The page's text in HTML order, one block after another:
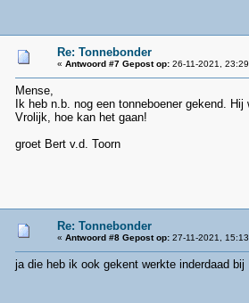
Re: Tonnebonder
« Antwoord #7 Gepost op:26-11-2021,
Mense,
Ik heb n.b. nog een tonneboener gekend.
Vrolijk, hoe kan het gaan!
groet Bert v.d. Toorn
Re: Tonnebonder
« Antwoord #8 Gepost op:27-11-2021,
ja die heb ik ook gekent werkte inderdaad